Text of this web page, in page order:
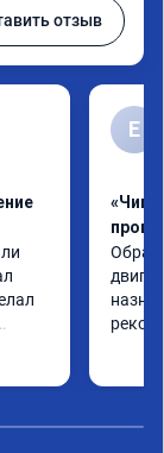
отзыв
но
Е
«Чип